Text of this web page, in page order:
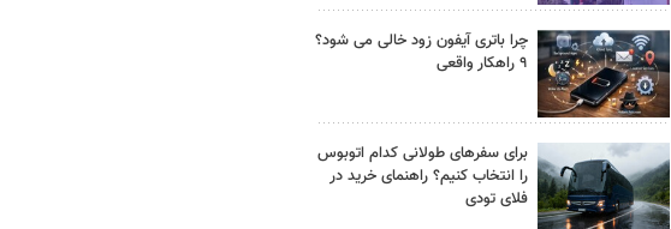
چرا باتری آیفون زود خالی می شود؟
۹ راهکار واقعی
برای سفرهای طولانی کدام اتوبوس
را انتخاب کنیم؟ راهنمای خرید در
فلای تودی